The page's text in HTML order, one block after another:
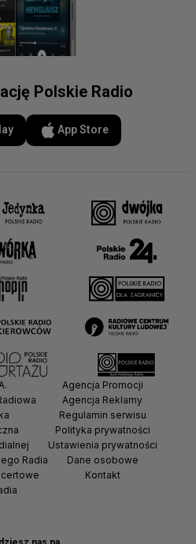
Polskie Radio
App Store
Radia
Agencja Promocji
Agencja Reklamy
Regulamin serwisu
Polityka prywatności
Ustawienia prywatności
Dane osobowe
Kontakt